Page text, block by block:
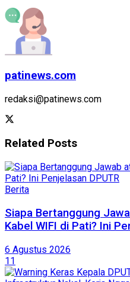
patinews.com
redaksi@patinews.com
Related Posts
Berita
Siapa Bertanggung
Kabel WIFI di Pati? Ini
6 Agustus 2026
11